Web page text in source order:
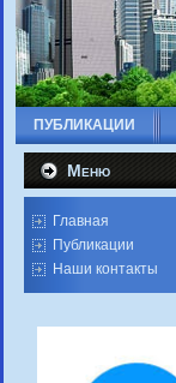
ПУБЛИКАЦИИ
Меню
Главная
Публикации
Наши контакты